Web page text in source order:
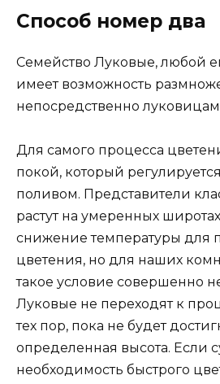
Способ номер два
Семейство Луковые, любой
имеет возможность
непосредственно
Для самого процесса
покой, который
поливом. Представители
растут на умеренных
снижение температуры для
цветения, но для наших
такое условие совершенно
Луковые не переходят к
тех пор, пока не будет
определенная высота. Если
необходимость быстрого